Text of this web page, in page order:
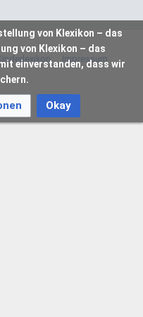
Impressum
von Klexikon – das
von Klexikon – das
einverstanden, dass wir
Okay